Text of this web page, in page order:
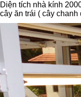
Diện tích nhà kính
cây ăn trái ( cây